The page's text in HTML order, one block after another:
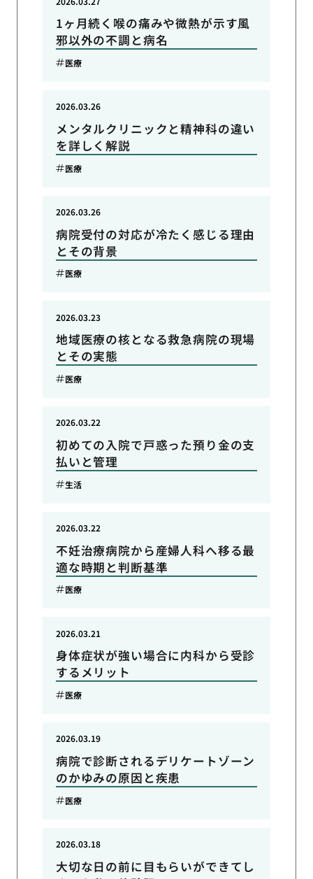
1ヶ月続く喉の痛みや微熱が示す風
邪以外の不調と病名
医療
メンタルクリニックと精神科の違い
を詳しく解説
2026.03.26
医療
病院受付の対応が冷たく感じる理由
とその背景
2026.03.26
医療
地域医療の核となる救急病院の現場
とその実態
2026.03.23
医療
初めての入院で戸惑った預り金の支
払いと管理
2026.03.22
生活
不妊治療病院から産婦人科へ移る最
適な時期と判断基準
2026.03.22
医療
身体症状が強い場合に内科から受診
するメリット
2026.03.21
医療
病院で診断されるデリケートゾーン
のかゆみの原因と疾患
2026.03.19
医療
大切な日の前に目もらいができてし
2026.03.18